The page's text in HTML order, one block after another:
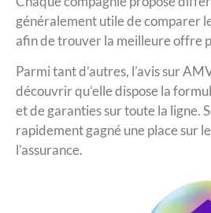
généralement utile de comparer
afin de trouver la meilleure offre
Parmi tant d’autres, l’avis sur
découvrir qu’elle dispose la
et de garanties sur toute la ligne.
rapidement gagné une place sur
l’assurance.